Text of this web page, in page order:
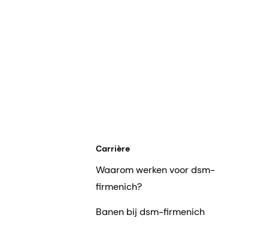
Carrière
Waarom werken voor dsm-
firmenich?
Banen bij dsm-firmenich